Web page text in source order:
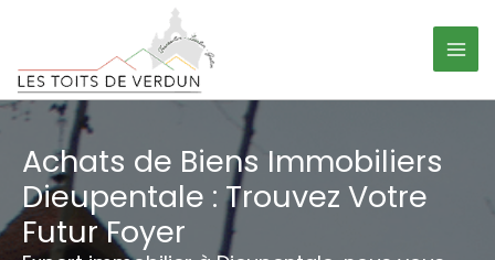
contenu
Achats de Biens Immobiliers
Dieupentale : Trouvez Votre
Futur Foyer
Panneau de gestion des cookies